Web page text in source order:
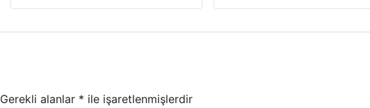
Gerekli alanlar * ile işaretlenmişlerdir